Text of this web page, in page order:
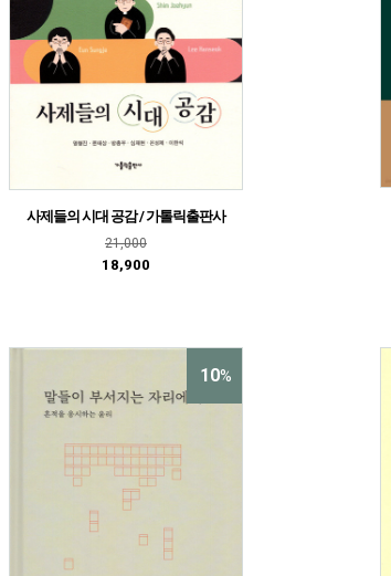
사제들의 시대 공감 / 가톨릭출판사
21,000
18,900
10%